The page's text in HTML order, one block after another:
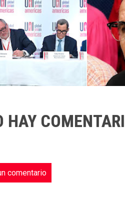
HAY
comentario